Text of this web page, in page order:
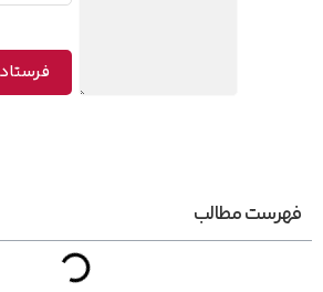
فهرست مطالب